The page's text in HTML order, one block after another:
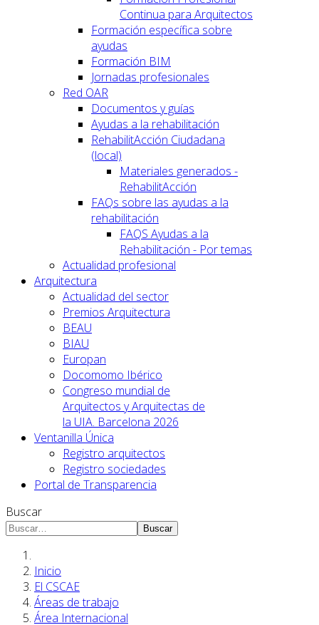
Continua para Arquitectos
Formación específica sobre
ayudas
Formación BIM
Jornadas profesionales
Red OAR
Documentos y guías
Ayudas a la rehabilitación
RehabilitAcción Ciudadana
(local)
Materiales generados -
RehabilitAcción
FAQs sobre las ayudas a la
rehabilitación
FAQS Ayudas a la
Rehabilitación - Por temas
Actualidad profesional
Arquitectura
Actualidad del sector
Premios Arquitectura
BEAU
BIAU
Europan
Docomomo Ibérico
Congreso mundial de
Arquitectos y Arquitectas de
la UIA. Barcelona 2026
Ventanilla Única
Registro arquitectos
Registro sociedades
Portal de Transparencia
Buscar
Buscar
Inicio
El CSCAE
Áreas de trabajo
Área Internacional